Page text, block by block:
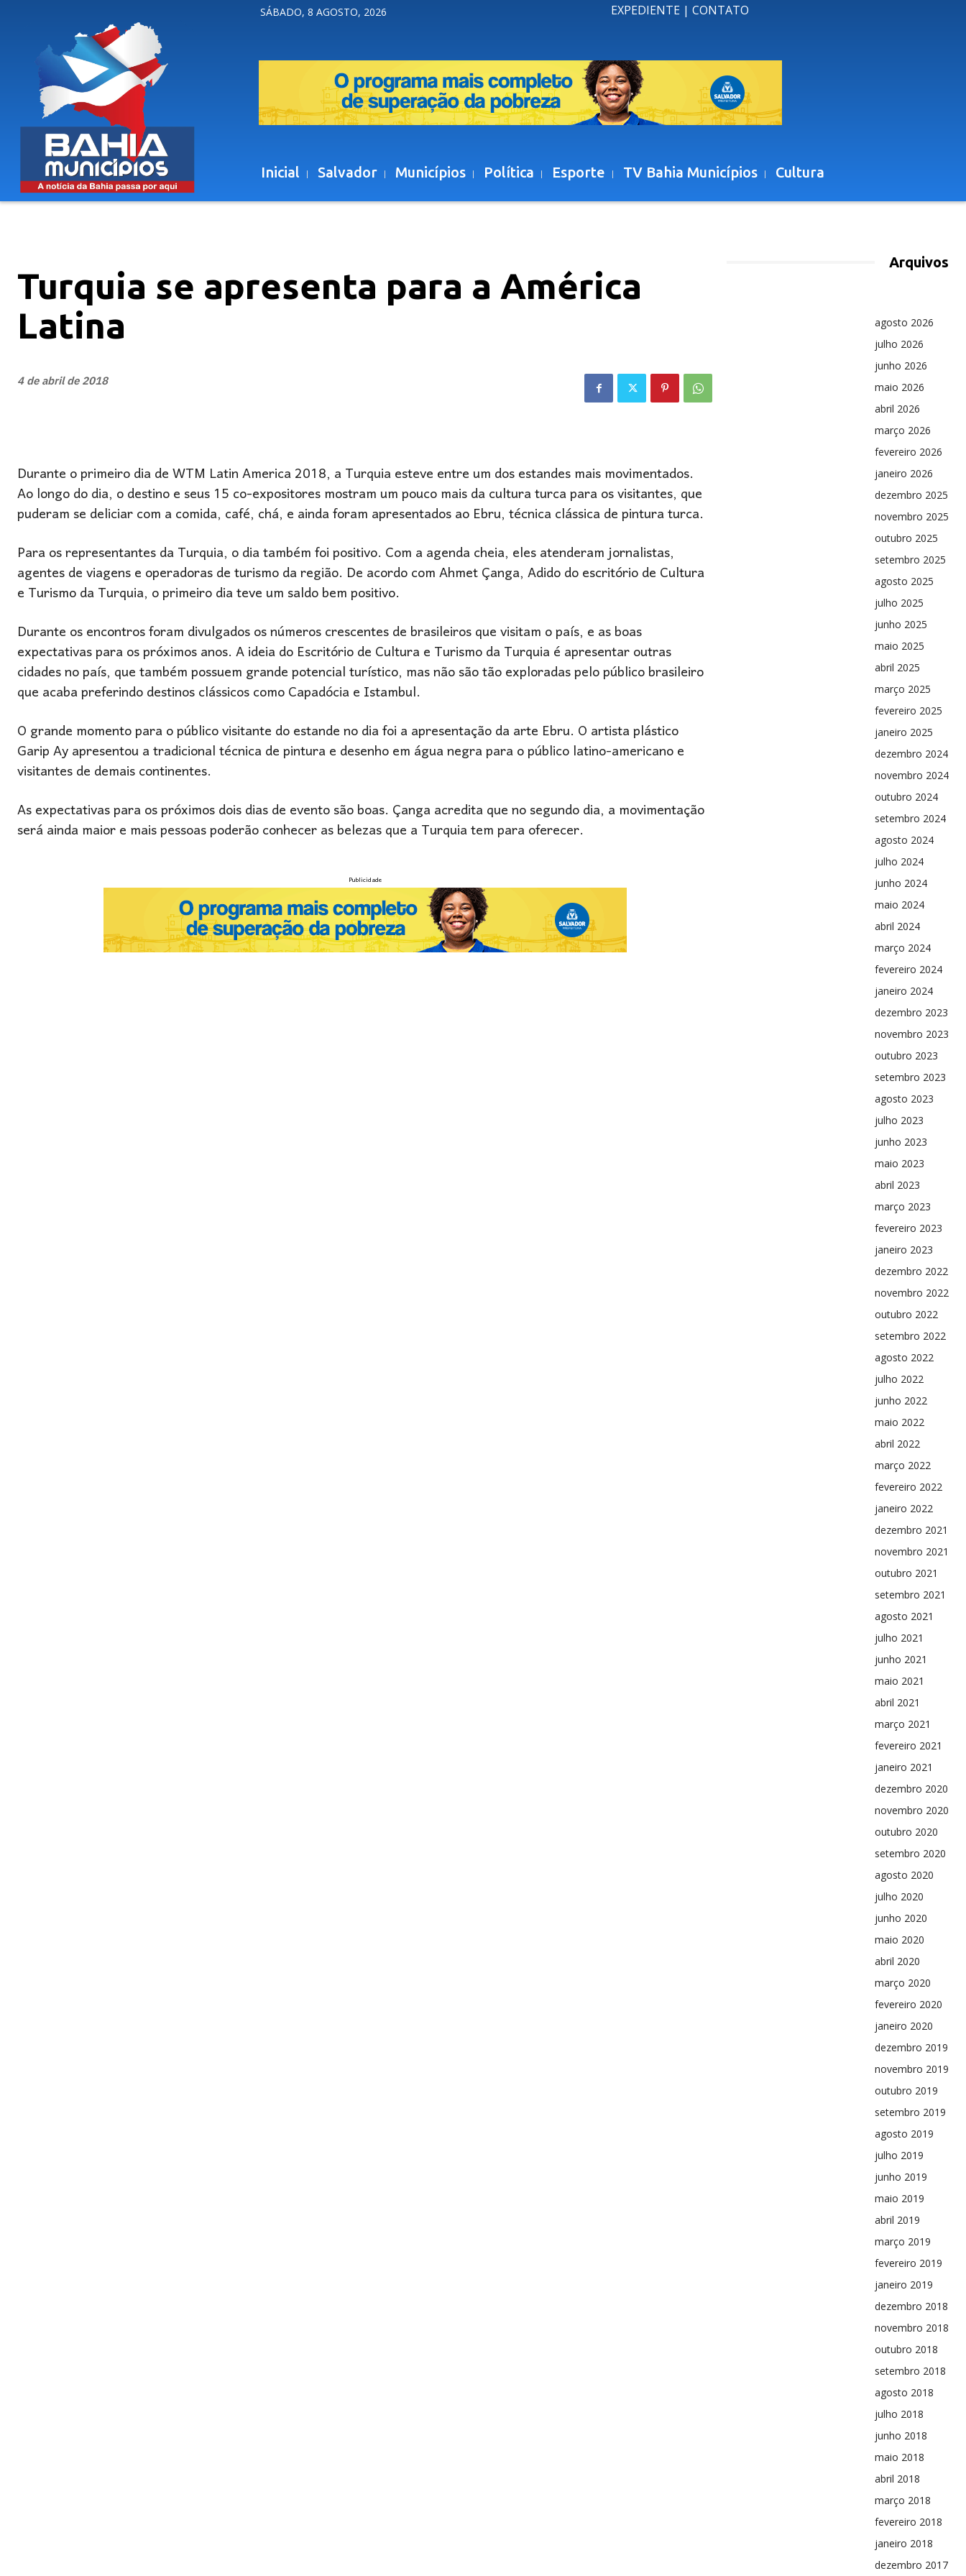
SÁBADO, 8 AGOSTO, 2026 EXPEDIENTE | CONTATO
Inicial Salvador Municípios Política Esporte TV Bahia Municípios Cultura
Turquia se apresenta para a América
Latina
4 de abril de 2018
Durante o primeiro dia de WTM Latin America 2018, a Turquia esteve entre um dos estandes mais movimentados.
Ao longo do dia, o destino e seus 15 co-expositores mostram um pouco mais da cultura turca para os visitantes, que
puderam se deliciar com a comida, café, chá, e ainda foram apresentados ao Ebru, técnica clássica de pintura turca.
Para os representantes da Turquia, o dia também foi positivo. Com a agenda cheia, eles atenderam jornalistas,
agentes de viagens e operadoras de turismo da região. De acordo com Ahmet Çanga, Adido do escritório de Cultura
e Turismo da Turquia, o primeiro dia teve um saldo bem positivo.
Durante os encontros foram divulgados os números crescentes de brasileiros que visitam o país, e as boas
expectativas para os próximos anos. A ideia do Escritório de Cultura e Turismo da Turquia é apresentar outras
cidades no país, que também possuem grande potencial turístico, mas não são tão exploradas pelo público brasileiro
que acaba preferindo destinos clássicos como Capadócia e Istambul.
O grande momento para o público visitante do estande no dia foi a apresentação da arte Ebru. O artista plástico
Garip Ay apresentou a tradicional técnica de pintura e desenho em água negra para o público latino-americano e
visitantes de demais continentes.
As expectativas para os próximos dois dias de evento são boas. Çanga acredita que no segundo dia, a movimentação
será ainda maior e mais pessoas poderão conhecer as belezas que a Turquia tem para oferecer.
Publicidade
Arquivos
agosto 2026
julho 2026
junho 2026
maio 2026
abril 2026
março 2026
fevereiro 2026
janeiro 2026
dezembro 2025
novembro 2025
outubro 2025
setembro 2025
agosto 2025
julho 2025
junho 2025
maio 2025
abril 2025
março 2025
fevereiro 2025
janeiro 2025
dezembro 2024
novembro 2024
outubro 2024
setembro 2024
agosto 2024
julho 2024
junho 2024
maio 2024
abril 2024
março 2024
fevereiro 2024
janeiro 2024
dezembro 2023
novembro 2023
outubro 2023
setembro 2023
agosto 2023
julho 2023
junho 2023
maio 2023
abril 2023
março 2023
fevereiro 2023
janeiro 2023
dezembro 2022
novembro 2022
outubro 2022
setembro 2022
agosto 2022
julho 2022
junho 2022
maio 2022
abril 2022
março 2022
fevereiro 2022
janeiro 2022
dezembro 2021
novembro 2021
outubro 2021
setembro 2021
agosto 2021
julho 2021
junho 2021
maio 2021
abril 2021
março 2021
fevereiro 2021
janeiro 2021
dezembro 2020
novembro 2020
outubro 2020
setembro 2020
agosto 2020
julho 2020
junho 2020
maio 2020
abril 2020
março 2020
fevereiro 2020
janeiro 2020
dezembro 2019
novembro 2019
outubro 2019
setembro 2019
agosto 2019
julho 2019
junho 2019
maio 2019
abril 2019
março 2019
fevereiro 2019
janeiro 2019
dezembro 2018
novembro 2018
outubro 2018
setembro 2018
agosto 2018
julho 2018
junho 2018
maio 2018
abril 2018
março 2018
fevereiro 2018
janeiro 2018
dezembro 2017